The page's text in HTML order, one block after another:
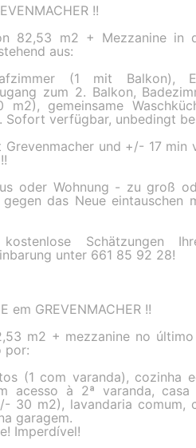
!!
82,53 m2 + Mezzanine in
aus:
(1 mit Balkon),
zum 2. Balkon,
gemeinsame
Sofort verfügbar, unbedingt
Grevenmacher und +/- 17 min
oder Wohnung - zu groß
das Neue eintauschen
Schätzungen
unter 661 85 92 28!
em GREVENMACHER !!
m2 + mezzanine no
por:
(1 com varanda), cozinha
acesso à 2ª varanda,
30 m2), lavandaria comum,
garagem.
Imperdível!